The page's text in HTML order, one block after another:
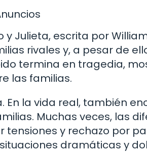
Julieta, escrita por
rivales y, a pesar de
termina en tragedia,
las familias.
En la vida real, también
Muchas veces, las
y rechazo por
dramáticas y